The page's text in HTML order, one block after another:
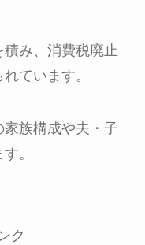
み、消費税廃止
ています。
族構成や夫・子
。
ク